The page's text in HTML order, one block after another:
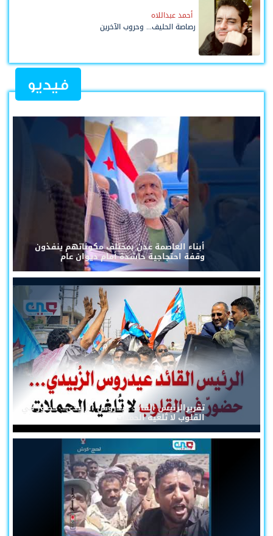
أحمد عبداللاه
رصاصة الحليف... وحروب الآخرين
فيديو
أبناء العاصمة عدن بمختلف مكوناتهم ينفذون
وقفة احتجاجية حاشدة أمام ديوان عام
تقريرالرئيس القائد عيدروس الزُبيدي... حضورٌ في
القلوب لا تُلغيه الحملات